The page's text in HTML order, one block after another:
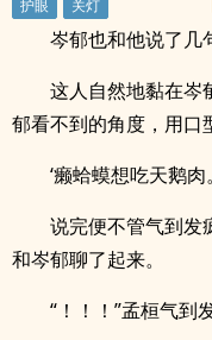
岑郁也和他说了几
这人自然地黏在岑
郁看不到的角度，用
‘癞蛤蟆想吃天鹅肉
说完便不管气到发
和岑郁聊了起来。
“！！！”孟桓气到